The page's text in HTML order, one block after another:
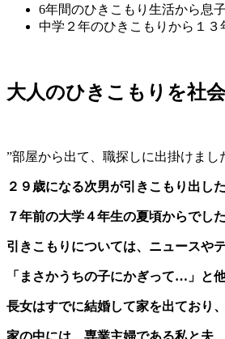
6年間のひきこもり生活から息
中学２年のひきこもりから１３
大人のひきこもりを社
”部屋から出て、職探しに出掛けまし
２９歳になる次男が引きこもり出した
７年前の大学４年生の夏頃からでした
引きこもりについては、ニュースや
「まさかうちの子にかぎって…」と
長女はすでに結婚して家を出ており、
家の中には、専業主婦である私と夫